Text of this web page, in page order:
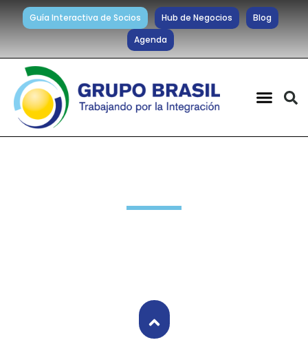
Guía Interactiva de Socios Hub de Negocios
Blog
Agenda